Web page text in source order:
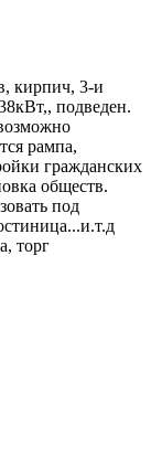
кирпич, 3-и
подведен.
рампа,
гражданских
обществ.
под
торг